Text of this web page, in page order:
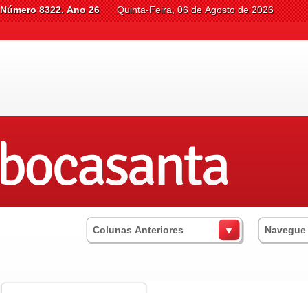
Número 8322. Ano 26 Quinta-Feira, 06 de Agosto de 2026
Colunas Anteriores